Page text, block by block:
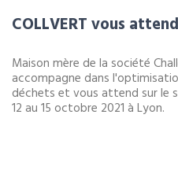
COLLVERT vous
Maison mère de la société
accompagne dans
déchets et vous attend sur le
12 au 15 octobre 2021 à Lyon.